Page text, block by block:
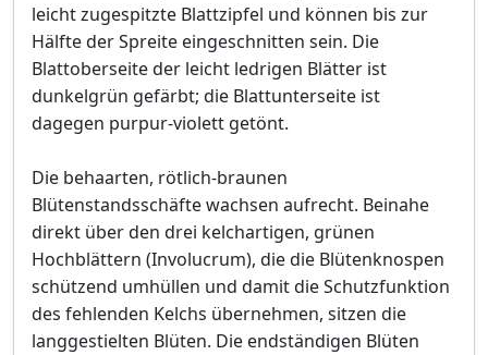
leicht zugespitzte Blattzipfel und können bis zur
Hälfte der Spreite eingeschnitten sein. Die
Blattoberseite der leicht ledrigen Blätter ist
dunkelgrün gefärbt; die Blattunterseite ist
dagegen purpur-violett getönt.
Die behaarten, rötlich-braunen
Blütenstandsschäfte wachsen aufrecht. Beinahe
direkt über den drei kelchartigen, grünen
Hochblättern (Involucrum), die die Blütenknospen
schützend umhüllen und damit die Schutzfunktion
des fehlenden Kelchs übernehmen, sitzen die
langgestielten Blüten. Die endständigen Blüten